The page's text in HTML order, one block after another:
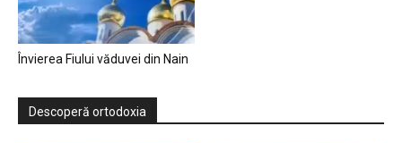
Învierea Fiului văduvei din Nain
Descoperă ortodoxia